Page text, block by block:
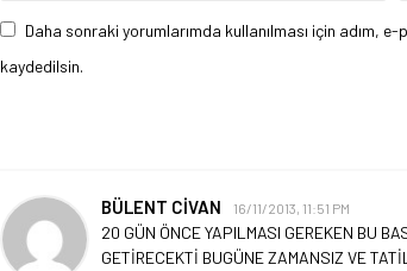
Daha sonraki yorumlarımda kullanılması için adım,
kaydedilsin.
BÜLENT CİVAN 16/11/2013, 11:51 PM
20 GÜN ÖNCE YAPILMASI GEREKEN BU
GETİRECEKTİ BUGÜNE ZAMANSIZ VE